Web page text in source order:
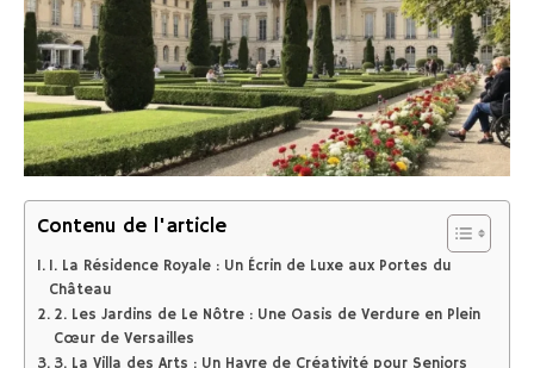
Contenu de l'article
1. La Résidence Royale : Un Écrin de Luxe aux Portes du
Château
2. Les Jardins de Le Nôtre : Une Oasis de Verdure en Plein
Cœur de Versailles
3. La Villa des Arts : Un Havre de Créativité pour Seniors